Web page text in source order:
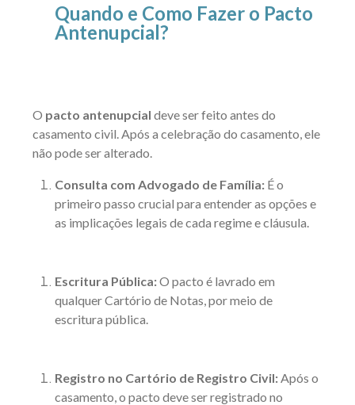
Quando e Como Fazer o Pacto
Antenupcial?
O pacto antenupcial deve ser feito antes do
casamento civil. Após a celebração do casamento, ele
não pode ser alterado.
Consulta com Advogado de Família: É o
primeiro passo crucial para entender as opções e
as implicações legais de cada regime e cláusula.
Escritura Pública:O pacto é lavrado em
qualquer Cartório de Notas, por meio de
escritura pública.
Registro no Cartório de Registro Civil: Após o
casamento, o pacto deve ser registrado no